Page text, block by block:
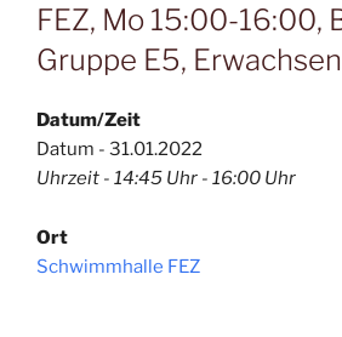
FEZ, Mo 15:00-16:00,
Gruppe E5,
Datum/Zeit
Datum - 31.01.2022
Uhrzeit - 14:45 Uhr - 16:00 Uhr
Ort
Schwimmhalle FEZ